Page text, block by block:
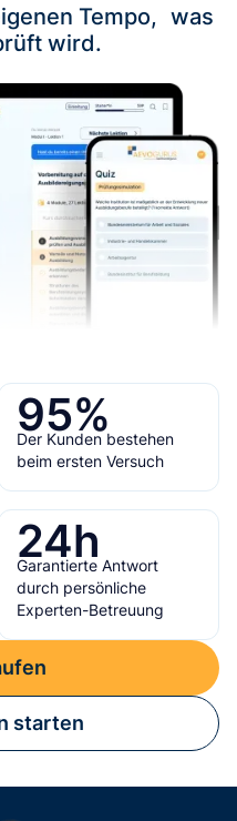
Tempo, was
wird.
95%
Der Kunden bestehen
beim ersten Versuch
24h
Garantierte Antwort
durch persönliche
Experten-Betreuung
starten